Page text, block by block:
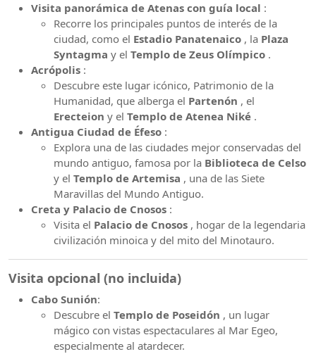
Visita panorámica de Atenas con guía local :
Recorre los principales puntos de interés de la
ciudad, como el Estadio Panatenaico , la Plaza
Syntagma y el Templo de Zeus Olímpico .
Acrópolis :
Descubre este lugar icónico, Patrimonio de la
Humanidad, que alberga el Partenón , el
Erecteion y el Templo de Atenea Niké .
Antigua Ciudad de Éfeso :
Explora una de las ciudades mejor conservadas del
mundo antiguo, famosa por la Biblioteca de Celso
y el Templo de Artemisa , una de las Siete
Maravillas del Mundo Antiguo.
Creta y Palacio de Cnosos :
Visita el Palacio de Cnosos , hogar de la legendaria
civilización minoica y del mito del Minotauro.
Visita opcional (no incluida)
Cabo Sunión:
Descubre el Templo de Poseidón , un lugar
mágico con vistas espectaculares al Mar Egeo,
especialmente al atardecer.